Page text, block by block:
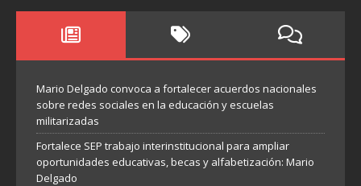
Mario Delgado convoca a fortalecer acuerdos nacionales
sobre redes sociales en la educación y escuelas
militarizadas
Fortalece SEP trabajo interinstitucional para ampliar
oportunidades educativas, becas y alfabetización: Mario
Delgado